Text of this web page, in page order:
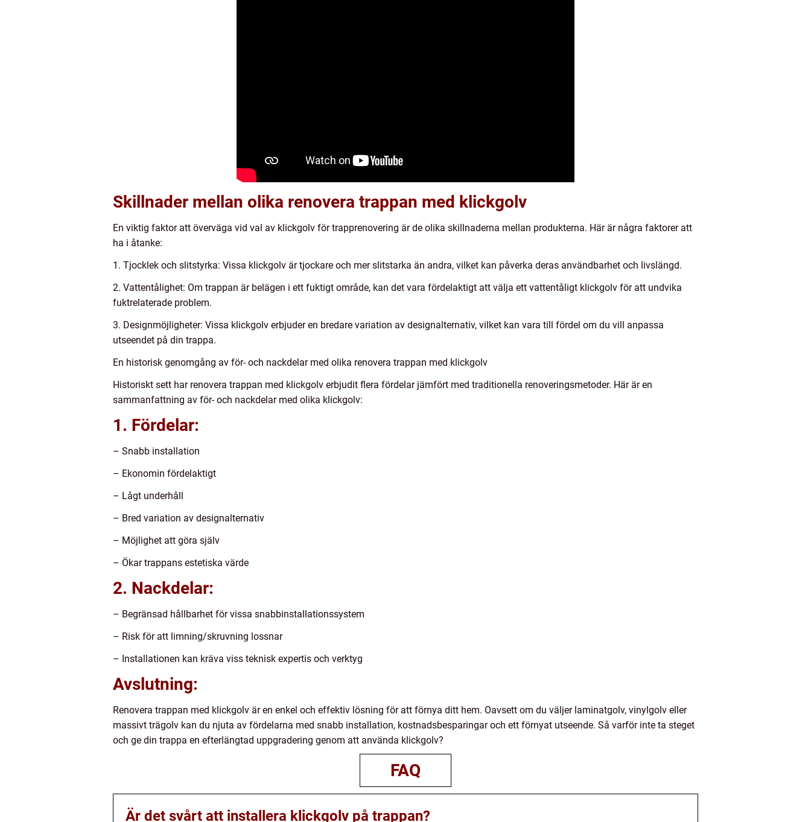
Skillnader mellan olika renovera trappan med klickgolv
En viktig faktor att överväga vid val av klickgolv för trapprenovering är de olika skillnaderna mellan produkterna. Här är några faktorer att
ha i åtanke:
1. Tjocklek och slitstyrka: Vissa klickgolv är tjockare och mer slitstarka än andra, vilket kan påverka deras användbarhet och livslängd.
2. Vattentålighet: Om trappan är belägen i ett fuktigt område, kan det vara fördelaktigt att välja ett vattentåligt klickgolv för att undvika
fuktrelaterade problem.
3. Designmöjligheter: Vissa klickgolv erbjuder en bredare variation av designalternativ, vilket kan vara till fördel om du vill anpassa
utseendet på din trappa.
En historisk genomgång av för- och nackdelar med olika renovera trappan med klickgolv
Historiskt sett har renovera trappan med klickgolv erbjudit flera fördelar jämfört med traditionella renoveringsmetoder. Här är en
sammanfattning av för- och nackdelar med olika klickgolv:
1. Fördelar:
– Snabb installation
– Ekonomin fördelaktigt
– Lågt underhåll
– Bred variation av designalternativ
– Möjlighet att göra själv
– Ökar trappans estetiska värde
2. Nackdelar:
– Begränsad hållbarhet för vissa snabbinstallationssystem
– Risk för att limning/skruvning lossnar
– Installationen kan kräva viss teknisk expertis och verktyg
Avslutning:
Renovera trappan med klickgolv är en enkel och effektiv lösning för att förnya ditt hem. Oavsett om du väljer laminatgolv, vinylgolv eller
massivt trägolv kan du njuta av fördelarna med snabb installation, kostnadsbesparingar och ett förnyat utseende. Så varför inte ta steget
och ge din trappa en efterlängtad uppgradering genom att använda klickgolv?
FAQ
Är det svårt att installera klickgolv på trappan?